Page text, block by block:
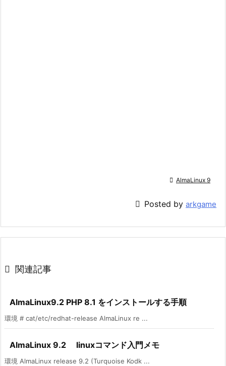
 AlmaLinux 9
 Posted by arkgame
 関連記事
AlmaLinux9.2 PHP 8.1 をインストールする手順
環境 # cat/etc/redhat-release AlmaLinux re ...
AlmaLinux 9.2 linuxコマンド入門メモ
環境 AlmaLinux release 9.2 (Turquoise Kodk ...